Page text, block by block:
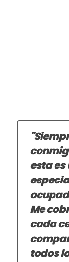
esta es
Me
cada
todos